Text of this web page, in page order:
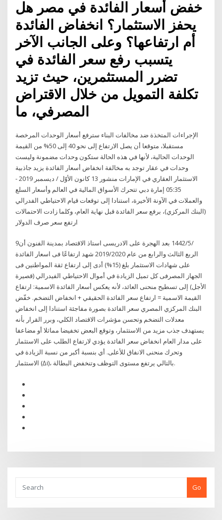
خفض أسعار الفائدة في مصر هل
يحفز الاستثمار؟ انخفاض الفائدة
أم ارتفاعها؟ وعلى الجانب الآخر
يتسبب رفع سعر الفائدة في
تضرر المستثمرين، حيث تزيد
تكلفة التمويل من خلال الاقتراض
المصرفي، ما
الإجراءات المتخذة ضد مخالفات البناء سترفع أسعار الوحدات المرخصة
مستقبلا، متوقعا أن يصل الارتفاع إلى نحو 40 إلى 50% من القيمة
الوحدات الحالية، لأنها في هذه الحالة ستكون وحدات مضمونة وليست
وحدات في عقار توجد به مخالفة انخفاض أسعار الفائدة يزيد جاذبية
الاستثمار العقاري في الإمارات منشور 13 كانون الأوّل / ديسمبر 2019 -
05:35 إمارة دبي تتحرك الأسواق المالية في العالم وأسعار السلع
والعملات في الآونة الأخيرة، استنادا إلى توقعات قيام الاحتياطي الفدرالي
(البنك المركزي)، برفع سعر الفائدة قبل نهاية العام، وكلما زادت الاحتمالات
ارتفع سعر صرف الدولار
9‏‏/5‏‏/1442 بعد الهجرة على الادريسى استاذ الاقتصاد بمدينة الفنون أن
الربع الثالث والرابع من عام 2019/2020 شهد ارتفاعًا فى اسعار الفائدة
على شهادات الاستثمار بلغ (15%) أدى إلى ارتفاع ثقة المواطنين فى
الجهاز المصرفى كل تميل الزيادة في أموال الاحتياطي الفيدرالي (قصيرة
الأجل) إلى تسطيح منحنى العائد، لأنه يعكس أسعار الفائدة الاسمية: ارتفاع
القيمة الاسمية = ارتفاع سعر الفائدة الحقيقي + انخفاض التضخم. خفّض
البنك المركزي المصري سعر الفائدة بصورة مفاجئة استنادا إلى انخفاض
معدلات التضخم وتحسن مؤشرات الاقتصاد الكلي، وبرر القرار بأنه
يستهدف جذب مزيد من الاستثمار، وتوقع البعض تخفيضا مماثلا أو مضاعفا
على مدار العام انخفاض سعر الفائدة يؤدي لارتفاع الطلب على الاستثمار
وتحرك منحنى الانفاق للأعلى. أي بنسبة أكبر من نسبة الزيادة في
الاستثمار (∆i)، بالتالي يرتفع مستوى التوظف وتنخفض البطالة.
Go